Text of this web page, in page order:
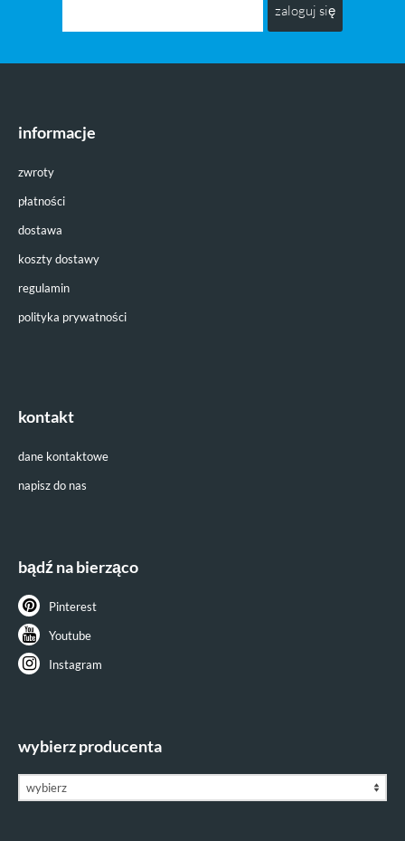
zaloguj się
informacje
zwroty
płatności
dostawa
koszty dostawy
regulamin
polityka prywatności
kontakt
dane kontaktowe
napisz do nas
bądź na bierząco
Pinterest
Youtube
Instagram
wybierz producenta